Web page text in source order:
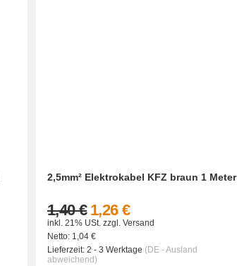
2,5mm² Elektrokabel KFZ braun 1 Meter
1,26 €
1,40 €
inkl. 21% USt. zzgl. Versand
Netto: 1,04 €
Lieferzeit: 2 - 3 Werktage (DE - Ausland
abweichend)